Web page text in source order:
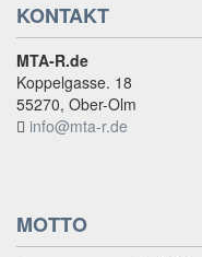
KONTAKT
MTA-R.de
Koppelgasse. 18
55270, Ober-Olm
info@mta-r.de
MOTTO